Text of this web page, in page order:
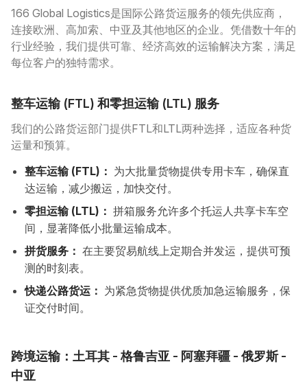
166 Global Logistics是国际公路货运服务的领先供应商，
连接欧洲、高加索、中亚及其他地区的企业。凭借数十年的
行业经验，我们提供可靠、经济高效的运输解决方案，满足
每位客户的独特需求。
整车运输 (FTL) 和零担运输 (LTL) 服务
我们的公路货运部门提供FTL和LTL两种选择，适应各种货
运量和预算。
整车运输 (FTL)： 为大批量货物提供专用卡车，确保直
达运输，减少搬运，加快交付。
零担运输 (LTL)： 拼箱服务允许多个托运人共享卡车空
间，显著降低小批量运输成本。
拼货服务： 在主要贸易航线上定期合并发运，提供可预
测的时刻表。
快递公路货运： 为紧急货物提供优质加急运输服务，保
证交付时间。
跨境运输：土耳其 - 格鲁吉亚 - 阿塞拜疆 - 俄罗斯 -
中亚